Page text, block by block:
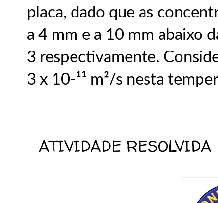
placa, dado que as
a 4 mm e a 10 mm abaixo
3 respectivamente.
3 x 10-¹¹ m²/s nesta
ATIVIDADE RESOLVIDA